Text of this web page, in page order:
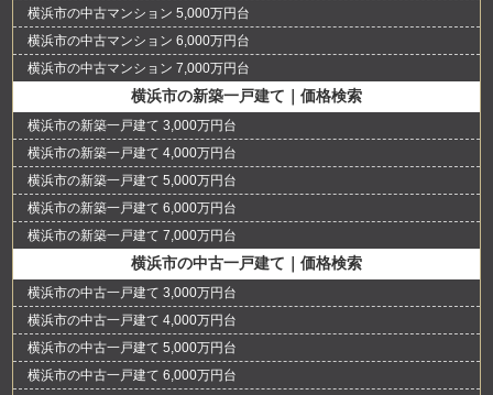
横浜市の中古マンション 5,000万円台
横浜市の中古マンション 6,000万円台
横浜市の中古マンション 7,000万円台
横浜市の新築一戸建て｜価格検索
横浜市の新築一戸建て 3,000万円台
横浜市の新築一戸建て 4,000万円台
横浜市の新築一戸建て 5,000万円台
横浜市の新築一戸建て 6,000万円台
横浜市の新築一戸建て 7,000万円台
横浜市の中古一戸建て｜価格検索
横浜市の中古一戸建て 3,000万円台
横浜市の中古一戸建て 4,000万円台
横浜市の中古一戸建て 5,000万円台
横浜市の中古一戸建て 6,000万円台